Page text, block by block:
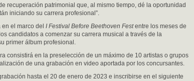
recuperación patrimonial que, al mismo tiempo, dé la oportunidad
iniciando su carrera profesional”.
el marco del I Festival Before Beethoven Festentre los meses de
candidatos a comenzar su carrera musical a través de la
primer álbum profesional.
consistirá en la preselección de un máximo de 10 artistas o grupos
de una grabación en video aportada por los concursantes.
hasta el 20 de enero de 2023 e inscribirse en el siguiente